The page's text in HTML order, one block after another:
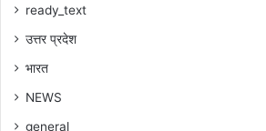
ready_text
उत्तर प्रदेश
भारत
NEWS
general